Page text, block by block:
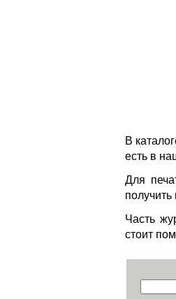
В
есть в
Для
получить
Часть
стоит